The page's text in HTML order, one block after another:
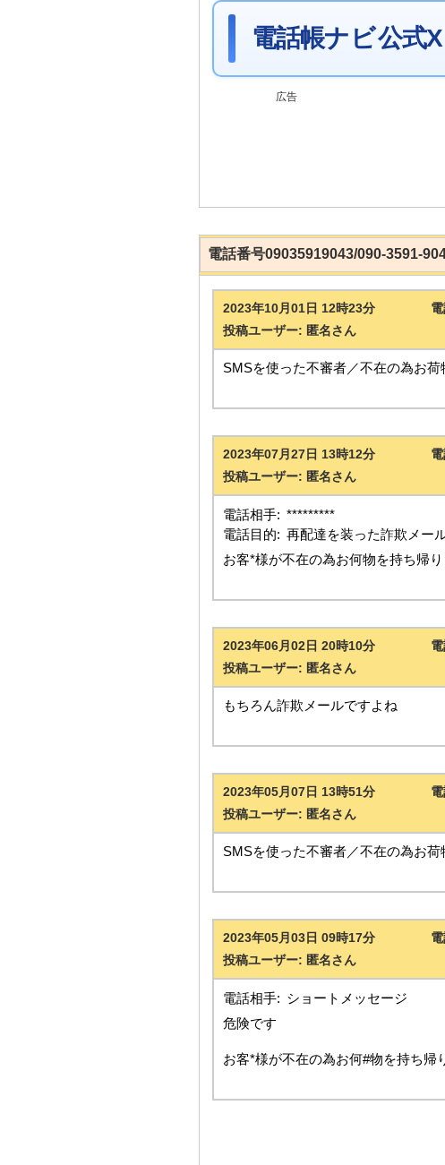
電話帳ナビ 公式X
広告
電話番号09035919043/090-3591-
2023年10月01日 12時23分
投稿ユーザー: 匿名さん
SMSを使った不審者／不在の為お
2023年07月27日 13時12分
投稿ユーザー: 匿名さん
電話相手: *********
電話目的: 再配達を装った詐欺メー
お客*様が不在の為お何物を持ち帰
2023年06月02日 20時10分
投稿ユーザー: 匿名さん
もちろん詐欺メールですよね
2023年05月07日 13時51分
投稿ユーザー: 匿名さん
SMSを使った不審者／不在の為お
2023年05月03日 09時17分
投稿ユーザー: 匿名さん
電話相手: ショートメッセージ
危険です
お客*様が不在の為お何#物を持ち帰